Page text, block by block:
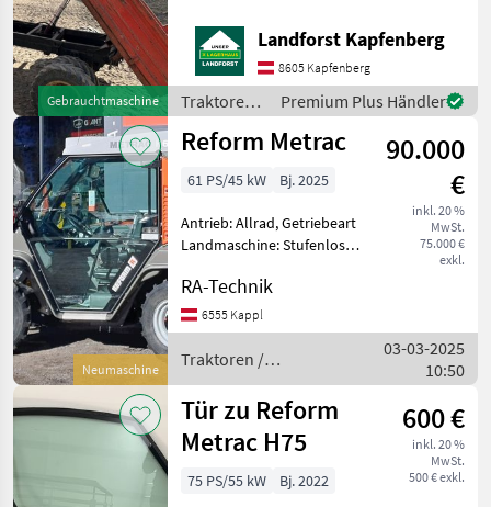
Gebrauchtmaschine
unnötige Wartezeiten oder
Wegstrecken zu ersparen,
bitten wir Sie um vorherige
Kontaktau
Landforst Kapfenberg
8605 Kapfenberg
Traktoren /
Reform
Premium Plus Händler
Neumaschine
Reform Metrac
90.000
€
inkl. 20 %
MwSt.
75.000 €
exkl.
61 PS/45 kW Bj. 2025
Antrieb: Allrad, Getriebeart
Landmaschine: Stufenloses
Zapfwellendrehzahl: 540,
Höchstgeschwindigkeit in
km/h: 40 km/h, Aufladung:
Turbolader
RA-Technik
6555 Kappl
Traktoren /
Reform
03-03-2025
10:50
Tür zu Reform
Metrac H75
600 €
inkl. 20 %
MwSt.
500 € exkl.
75 PS/55 kW
Bj. 2022